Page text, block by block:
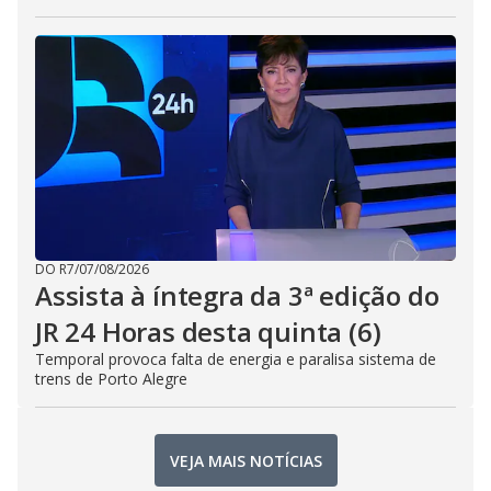
DO R7/07/08/2026
Assista à íntegra da 3ª edição do
JR 24 Horas desta quinta (6)
Temporal provoca falta de energia e paralisa sistema de
trens de Porto Alegre
VEJA MAIS NOTÍCIAS